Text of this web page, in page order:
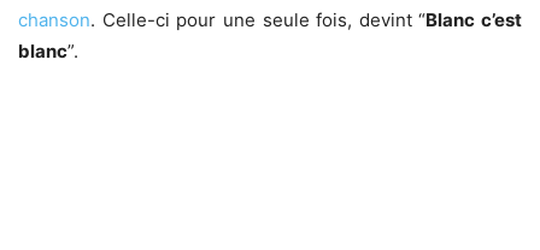
chanson. Celle-ci pour une seule fois, devint “Blanc c’est
blanc”.